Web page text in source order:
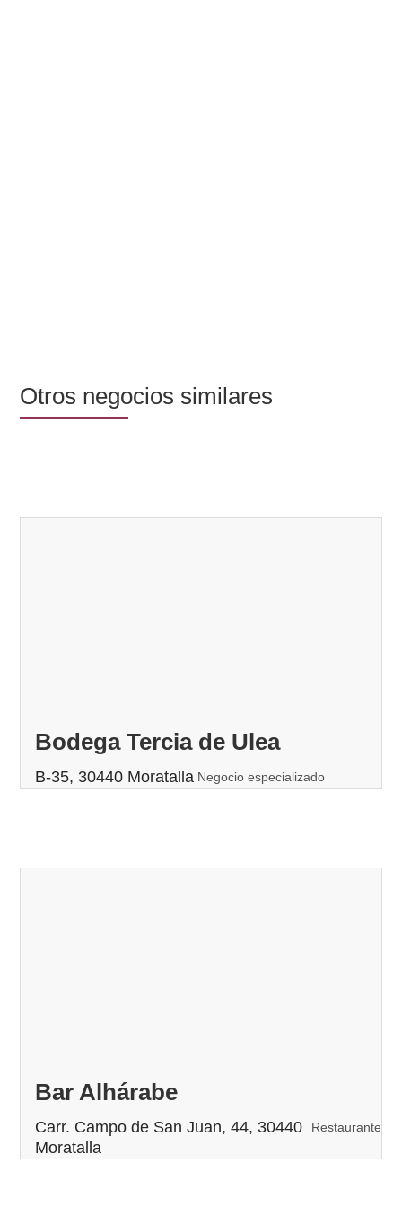
Otros negocios similares
Bodega Tercia de Ulea
B-35, 30440 Moratalla Negocio especializado
Bar Alhárabe
Carr. Campo de San Juan, 44, 30440
Moratalla
Restaurante